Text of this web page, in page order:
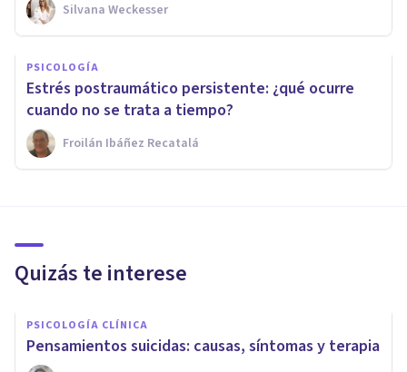
Silvana Weckesser
PSICOLOGÍA
Estrés postraumático persistente: ¿qué ocurre
cuando no se trata a tiempo?
Froilán Ibáñez Recatalá
Quizás te interese
PSICOLOGÍA CLÍNICA
Pensamientos suicidas: causas, síntomas y terapia